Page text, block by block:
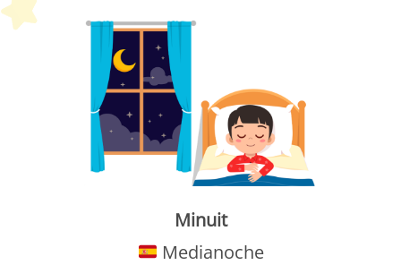
Minuit
Medianoche